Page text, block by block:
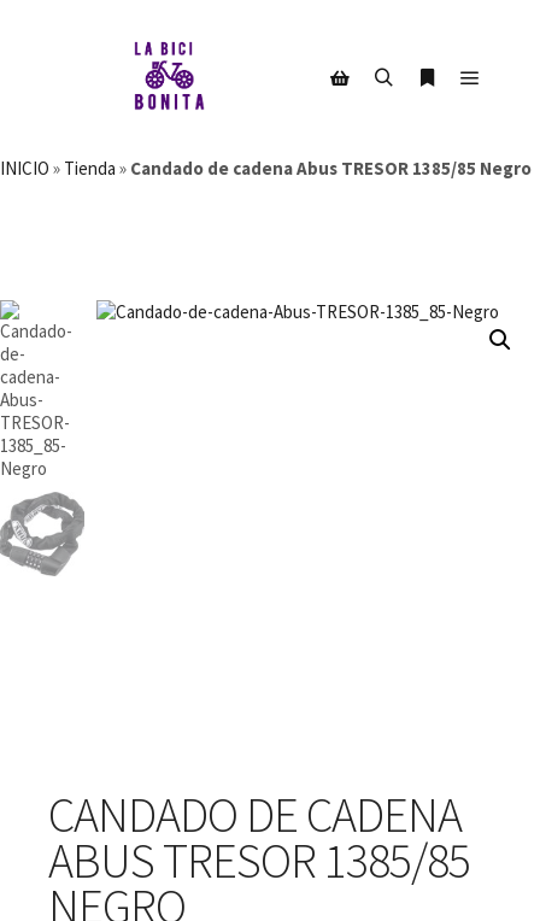
INICIO » Tienda » Candado de cadena Abus TRESOR 1385/85 Negro
CANDADO DE CADENA
ABUS TRESOR 1385/85
NEGRO